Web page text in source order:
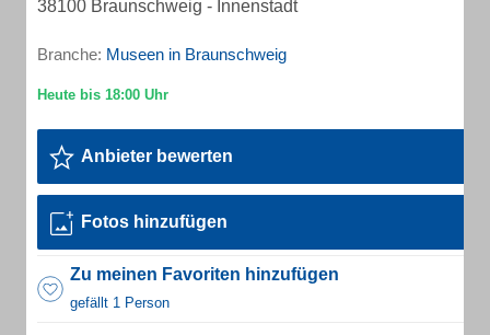
38100 Braunschweig - Innenstadt
Branche: Museen in Braunschweig
Anbieter bewerten
Fotos hinzufügen
Zu meinen Favoriten hinzufügen
gefällt 1 Person